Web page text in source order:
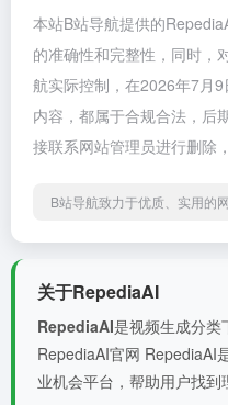
本站B站导航提供的
的准确性和完整性，同时，
航实际控制，在2026年7月
内容，都属于合规合法，后
接联系网站管理员进行删除
B站导航致力于优质、实用的
关于RepediaAI
RepediaAI是视频生成分类
RepediaAI官网 RepediaAI
业机会平台，帮助用户找